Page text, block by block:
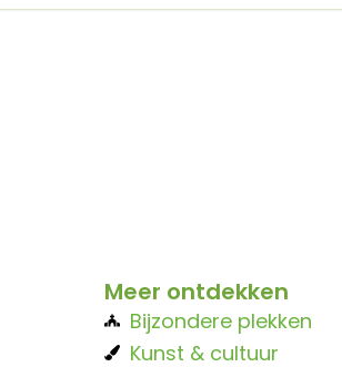
Meer ontdekken
Bijzondere plekken
Kunst & cultuur